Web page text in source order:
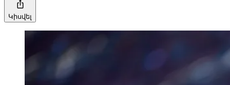
Կիսվել